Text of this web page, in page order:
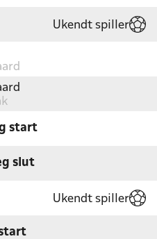
Ukendt spiller
start
slut
Ukendt spiller